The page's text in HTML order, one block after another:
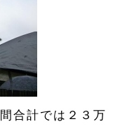
合計では２３万